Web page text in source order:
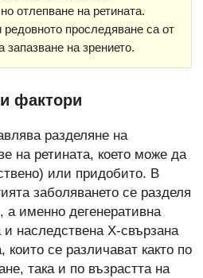
отлепване на ретината.
редовното проследяване са от
на зрението.
фактори
разделяне на
на ретината, което може да
или придобито. В
заболяването се разделя
именно дегенеративна
наследствена X-свързана
се различават както по
така и по възрастта на